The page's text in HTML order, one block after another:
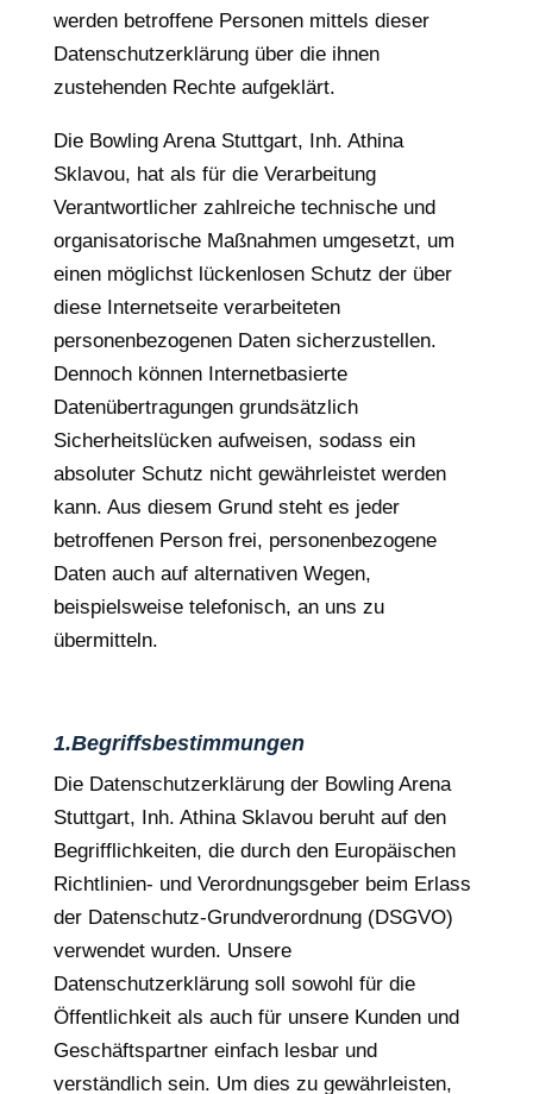
werden betroffene Personen mittels dieser
Datenschutzerklärung über die ihnen
zustehenden Rechte aufgeklärt.
Die Bowling Arena Stuttgart, Inh. Athina
Sklavou, hat als für die Verarbeitung
Verantwortlicher zahlreiche technische und
organisatorische Maßnahmen umgesetzt, um
einen möglichst lückenlosen Schutz der über
diese Internetseite verarbeiteten
personenbezogenen Daten sicherzustellen.
Dennoch können Internetbasierte
Datenübertragungen grundsätzlich
Sicherheitslücken aufweisen, sodass ein
absoluter Schutz nicht gewährleistet werden
kann. Aus diesem Grund steht es jeder
betroffenen Person frei, personenbezogene
Daten auch auf alternativen Wegen,
beispielsweise telefonisch, an uns zu
übermitteln.
1.Begriffsbestimmungen
Die Datenschutzerklärung der Bowling Arena
Stuttgart, Inh. Athina Sklavou beruht auf den
Begrifflichkeiten, die durch den Europäischen
Richtlinien- und Verordnungsgeber beim Erlass
der Datenschutz-Grundverordnung (DSGVO)
verwendet wurden. Unsere
Datenschutzerklärung soll sowohl für die
Öffentlichkeit als auch für unsere Kunden und
Geschäftspartner einfach lesbar und
verständlich sein. Um dies zu gewährleisten,